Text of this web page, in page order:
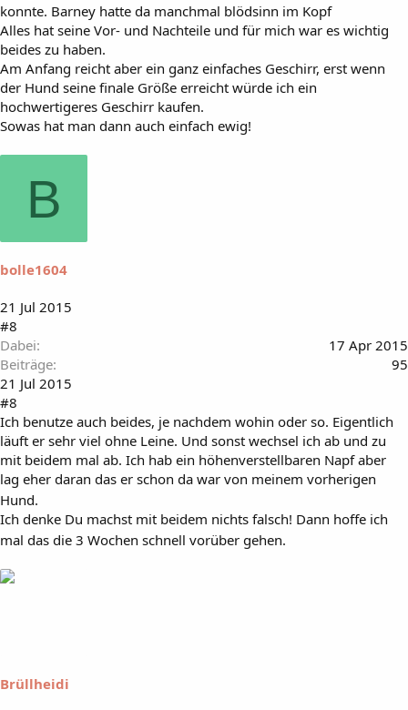
konnte. Barney hatte da manchmal blödsinn im Kopf
Alles hat seine Vor- und Nachteile und für mich war es wichtig
beides zu haben.
Am Anfang reicht aber ein ganz einfaches Geschirr, erst wenn
der Hund seine finale Größe erreicht würde ich ein
hochwertigeres Geschirr kaufen.
Sowas hat man dann auch einfach ewig!
B
bolle1604
21 Jul 2015
#8
Dabei
17 Apr 2015
Beiträge
95
21 Jul 2015
#8
Ich benutze auch beides, je nachdem wohin oder so. Eigentlich
läuft er sehr viel ohne Leine. Und sonst wechsel ich ab und zu
mit beidem mal ab. Ich hab ein höhenverstellbaren Napf aber
lag eher daran das er schon da war von meinem vorherigen
Hund.
Ich denke Du machst mit beidem nichts falsch! Dann hoffe ich
mal das die 3 Wochen schnell vorüber gehen.
Brüllheidi